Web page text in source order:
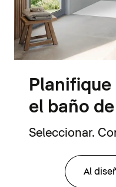
el baño
Seleccionar.
Al